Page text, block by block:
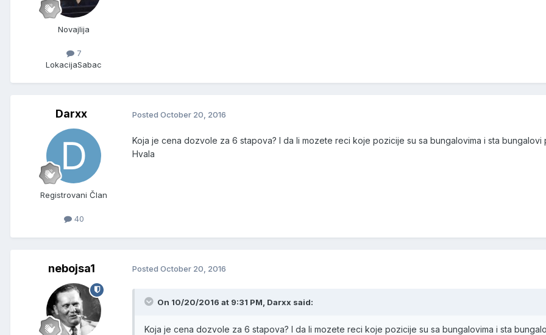
Novajlija
7
LokacijaSabac
Darxx
Registrovani Član
40
Posted October 20, 2016
Koja je cena dozvole za 6 stapova? I da li mozete reci koje pozicije su sa bungalovima i sta bungalovi
Hvala
nebojsa1 Posted October 20, 2016
On 10/20/2016 at 9:31 PM, Darxx said:
Koja je cena dozvole za 6 stapova? I da li mozete reci koje pozicije su sa bungalovima i sta